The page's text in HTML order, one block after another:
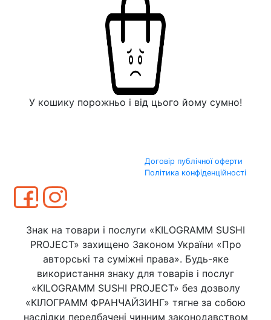
У кошику порожньо і від цього йому сумно!
Договір публічної оферти
Політика конфіденційності
Знак на товари і послуги «KILOGRAMM SUSHI
PROJECT» захищено Законом України «Про
авторські та суміжні права». Будь-яке
використання знаку для товарів і послуг
«KILOGRAMM SUSHI PROJECT» без дозволу
«КІЛОГРАММ ФРАНЧАЙЗИНГ» тягне за собою
наслідки передбачені чинним законодавством